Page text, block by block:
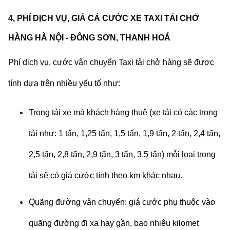
4, PHÍ DỊCH VỤ, GIÁ CẢ CƯỚC XE TAXI TẢI CHỞ
HÀNG HÀ NỘI - ĐÔNG SƠN, THANH HOÁ
Phí dịch vụ, cước vận chuyển Taxi tải chở hàng sẽ được
tính dựa trên nhiều yếu tố như:
Trọng tải xe mà khách hàng thuê (xe tải có các trọng
tải như: 1 tấn, 1,25 tấn, 1,5 tấn, 1,9 tấn, 2 tấn, 2,4 tấn,
2,5 tấn, 2,8 tấn, 2,9 tấn, 3 tấn, 3,5 tấn) mỗi loại trọng
tải sẽ có giá cước tính theo km khác nhau.
Quãng đường vận chuyển: giá cước phụ thuộc vào
quãng đường đi xa hay gần, bao nhiêu kilomet